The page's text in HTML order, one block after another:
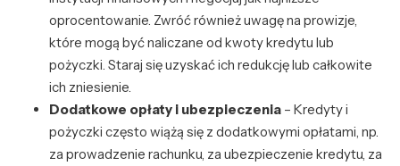
oprocentowanie. Zwróć również uwagę na prowizje,
które mogą być naliczane od kwoty kredytu lub
pożyczki. Staraj się uzyskać ich redukcję lub całkowite
ich zniesienie.
Dodatkowe opłaty i ubezpieczenia – Kredyty i
pożyczki często wiążą się z dodatkowymi opłatami, np.
za prowadzenie rachunku, za ubezpieczenie kredytu, za